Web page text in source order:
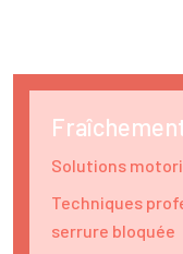
Solutions
Techniques
serrure bloquée